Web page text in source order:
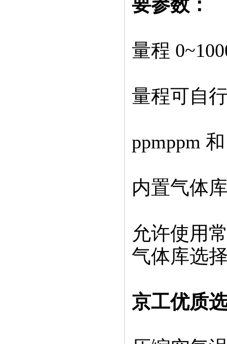
要参数：
量程
量程可自
ppmppm
内置气体
允许使用
气体库选
京工优质